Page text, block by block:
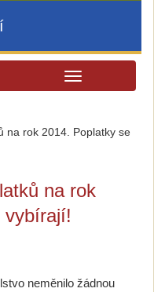
na rok 2014. Poplatky se
na rok
vybírají!
neměnilo žádnou